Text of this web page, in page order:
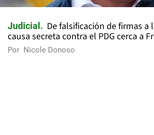
Judicial
De falsificación de firmas a
causa secreta contra el PDG cerca a
Por Nicole Donoso